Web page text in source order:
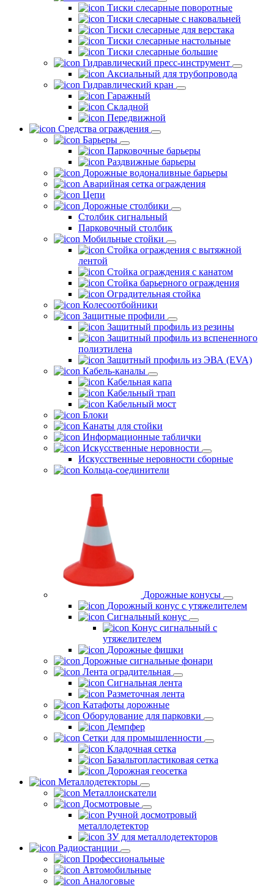
Тиски слесарные поворотные
Тиски слесарные с наковальней
Тиски слесарные для верстака
Тиски слесарные настольные
Тиски слесарные большие
Гидравлический пресс-инструмент
Аксиальный для трубопровода
Гидравлический кран
Гаражный
Складной
Передвижной
Средства ограждения
Барьеры
Парковочные барьеры
Раздвижные барьеры
Дорожные водоналивные барьеры
Аварийная сетка ограждения
Цепи
Дорожные столбики
Столбик сигнальный
Парковочный столбик
Мобильные стойки
Стойка ограждения с вытяжной
лентой
Стойка ограждения с канатом
Стойка барьерного ограждения
Оградительная стойка
Колесоотбойники
Защитные профили
Защитный профиль из резины
Защитный профиль из вспененного
полиэтилена
Защитный профиль из ЭВА (EVA)
Кабель-каналы
Кабельная капа
Кабельный трап
Кабельный мост
Блоки
Канаты для стойки
Информационные таблички
Искусственные неровности
Искусственные неровности сборные
Кольца-соединители
Дорожные конусы
Дорожный конус с утяжелителем
Сигнальный конус
Конус сигнальный с
утяжелителем
Дорожные фишки
Дорожные сигнальные фонари
Лента оградительная
Сигнальная лента
Разметочная лента
Катафоты дорожные
Оборудование для парковки
Демпфер
Сетки для промышленности
Кладочная сетка
Базальтопластиковая сетка
Дорожная геосетка
Металлодетекторы
Металлоискатели
Досмотровые
Ручной досмотровый
металлодетектор
ЗУ для металлодетекторов
Радиостанции
Профессиональные
Автомобильные
Аналоговые